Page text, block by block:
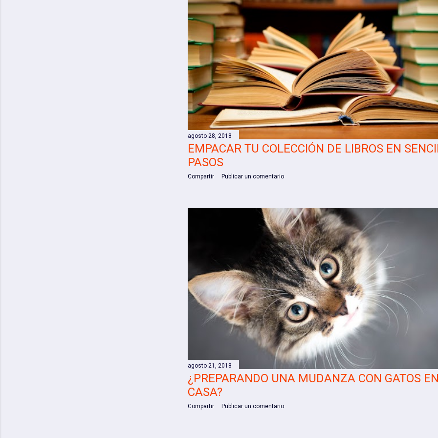
d
a
s
agosto 28, 2018
EMPACAR TU COLECCIÓN DE LIBROS EN
PASOS
Compartir Publicar un comentario
agosto 21, 2018
¿PREPARANDO UNA MUDANZA CON GATOS
CASA?
Compartir Publicar un comentario